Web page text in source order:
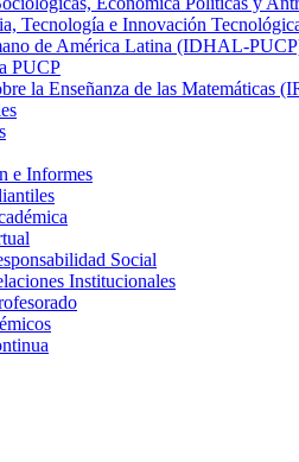
Tecnología e Innovación
de América Latina (IDHAL-
PUCP
la Enseñanza de las Matemáticas
e Informes
Social
Institucionales